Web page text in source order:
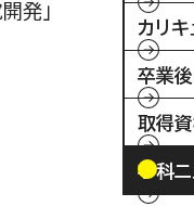
発」
カリキ
卒業
取得
学科ニ